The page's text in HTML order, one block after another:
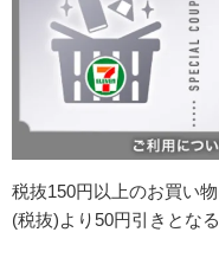
税抜150円以上のお買い
(税抜)より50円引きとな